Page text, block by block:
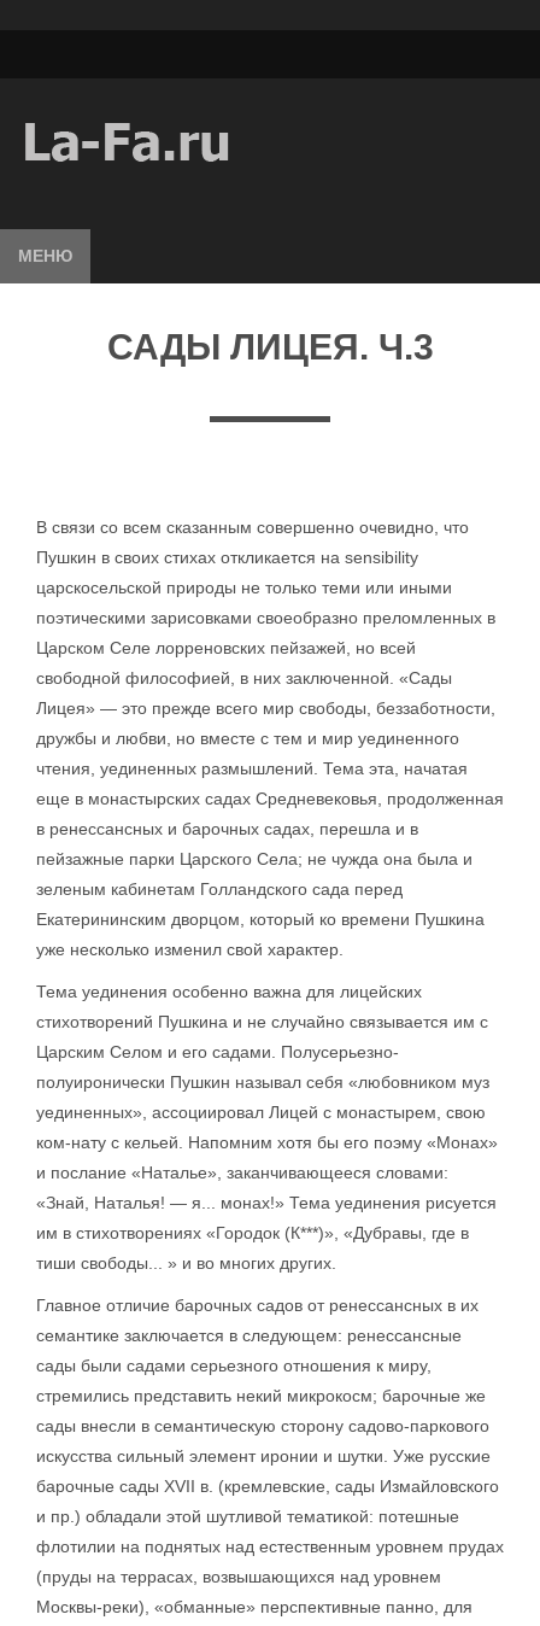
МЕНЮ
САДЫ ЛИЦЕЯ. Ч.3
В связи со всем сказанным совершенно очевидно, что
Пушкин в своих стихах откликается на sensibility
царскосельской природы не только теми или иными
поэтическими зарисовками своеобразно преломленных в
Царском Селе лорреновских пейзажей, но всей
свободной философией, в них заключенной. «Сады
Лицея» — это прежде всего мир свободы, беззаботности,
дружбы и любви, но вместе с тем и мир уединенного
чтения, уединенных размышлений. Тема эта, начатая
еще в монастырских садах Средневековья, продолженная
в ренессансных и барочных садах, перешла и в
пейзажные парки Царского Села; не чужда она была и
зеленым кабинетам Голландского сада перед
Екатерининским дворцом, который ко времени Пушкина
уже несколько изменил свой характер.
Тема уединения особенно важна для лицейских
стихотворений Пушкина и не случайно связывается им с
Царским Селом и его садами. Полусерьезно-
полуиронически Пушкин называл себя «любовником муз
уединенных», ассоциировал Лицей с монастырем, свою
ком-нату с кельей. Напомним хотя бы его поэму «Монах»
и послание «Наталье», заканчивающееся словами:
«Знай, Наталья! — я... монах!» Тема уединения рисуется
им в стихотворениях «Городок (К***)», «Дубравы, где в
тиши свободы... » и во многих других.
Главное отличие барочных садов от ренессансных в их
семантике заключается в следующем: ренессансные
сады были садами серьезного отношения к миру,
стремились представить некий микрокосм; барочные же
сады внесли в семантическую сторону садово-паркового
искусства сильный элемент иронии и шутки. Уже русские
барочные сады XVII в. (кремлевские, сады Измайловского
и пр.) обладали этой шутливой тематикой: потешные
флотилии на поднятых над естественным уровнем прудах
(пруды на террасах, возвышающихся над уровнем
Москвы-реки), «обманные» перспективные панно, для